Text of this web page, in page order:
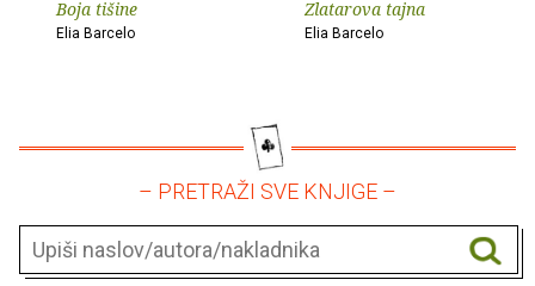
Boja tišine
Elia Barcelo
Zlatarova tajna
Elia Barcelo
– PRETRAŽI SVE KNJIGE –